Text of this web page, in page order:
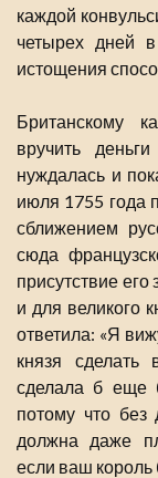
каждой
четырех дней
истощения
Британскому
вручить
нуждалась и
июля 1755 года
сближением
сюда
присутствие
и для великого
ответила: «Я
князя
сделала б еще
потому что без
должна даже
если ваш король